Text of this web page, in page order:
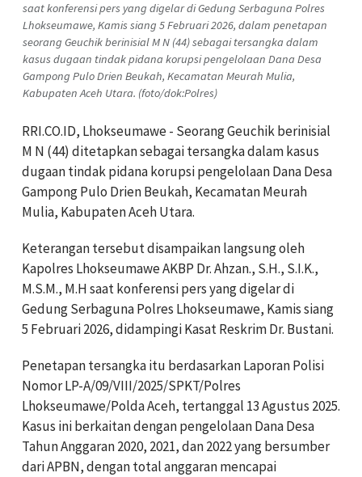
saat konferensi pers yang digelar di Gedung Serbaguna Polres
Lhokseumawe, Kamis siang 5 Februari 2026, dalam penetapan
seorang Geuchik berinisial M N (44) sebagai tersangka dalam
kasus dugaan tindak pidana korupsi pengelolaan Dana Desa
Gampong Pulo Drien Beukah, Kecamatan Meurah Mulia,
Kabupaten Aceh Utara. (foto/dok:Polres)
RRI.CO.ID, Lhokseumawe - Seorang Geuchik berinisial
M N (44) ditetapkan sebagai tersangka dalam kasus
dugaan tindak pidana korupsi pengelolaan Dana Desa
Gampong Pulo Drien Beukah, Kecamatan Meurah
Mulia, Kabupaten Aceh Utara.
Keterangan tersebut disampaikan langsung oleh
Kapolres Lhokseumawe AKBP Dr. Ahzan., S.H., S.I.K.,
M.S.M., M.H saat konferensi pers yang digelar di
Gedung Serbaguna Polres Lhokseumawe, Kamis siang
5 Februari 2026, didampingi Kasat Reskrim Dr. Bustani.
Penetapan tersangka itu berdasarkan Laporan Polisi
Nomor LP-A/09/VIII/2025/SPKT/Polres
Lhokseumawe/Polda Aceh, tertanggal 13 Agustus 2025.
Kasus ini berkaitan dengan pengelolaan Dana Desa
Tahun Anggaran 2020, 2021, dan 2022 yang bersumber
dari APBN, dengan total anggaran mencapai